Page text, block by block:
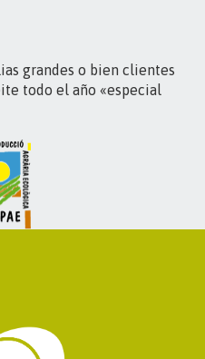
grandes o bien clientes
todo el año «especial